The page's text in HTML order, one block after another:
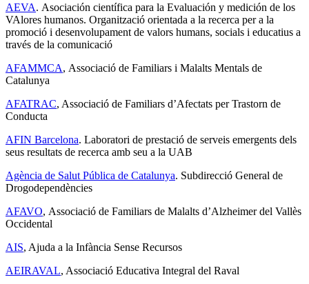
AEVA. Asociación científica para la Evaluación y medición de los
VAlores humanos. Organització orientada a la recerca per a la
promoció i desenvolupament de valors humans, socials i educatius a
través de la comunicació
AFAMMCA, Associació de Familiars i Malalts Mentals de
Catalunya
AFATRAC, Associació de Familiars d’Afectats per Trastorn de
Conducta
AFIN Barcelona. Laboratori de prestació de serveis emergents dels
seus resultats de recerca amb seu a la UAB
Agència de Salut Pública de Catalunya. Subdirecció General de
Drogodependències
AFAVO, Associació de Familiars de Malalts d’Alzheimer del Vallès
Occidental
AIS, Ajuda a la Infància Sense Recursos
AEIRAVAL, Associació Educativa Integral del Raval